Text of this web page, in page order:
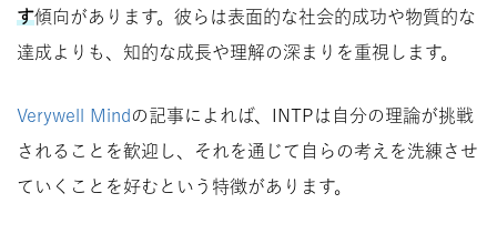
す傾向があります。彼らは表面的な社会的成功や物質的な
達成よりも、知的な成長や理解の深まりを重視します。
Verywell Mind の記事によれば、INTPは自分の理論が挑戦
されることを歓迎し、それを通じて自らの考えを洗練させ
ていくことを好むという特徴があります。